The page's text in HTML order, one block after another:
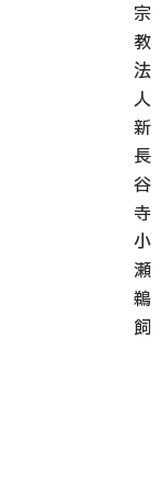
宗
教
法
人
新
長
谷
寺
小
瀬
鵜
飼